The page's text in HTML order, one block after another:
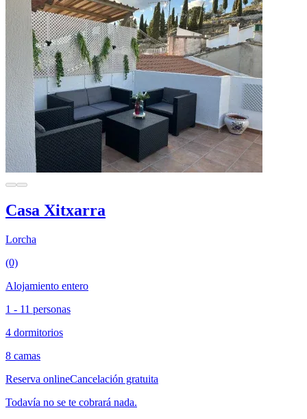
Casa Xitxarra
Lorcha
(0)
Alojamiento entero
1 - 11 personas
4 dormitorios
8 camas
Reserva onlineCancelación gratuita
Todavía no se te cobrará nada.